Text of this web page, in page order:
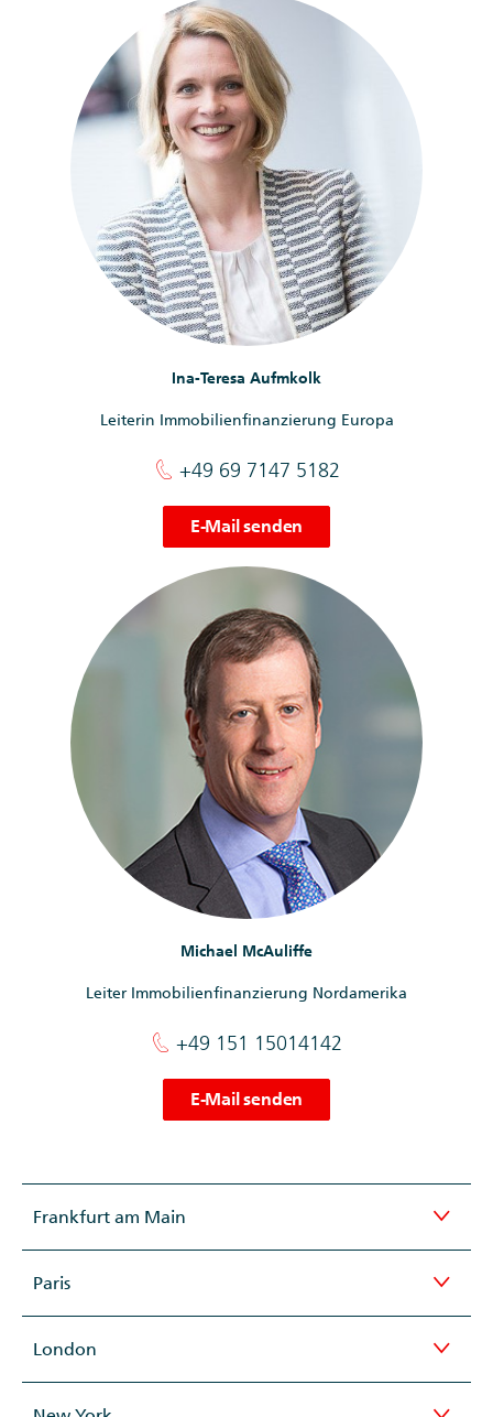
Ina-Teresa Aufmkolk
Leiterin Immobilienfinanzierung Europa
+49 69 7147 5182
E-Mail senden
Michael McAuliffe
Leiter Immobilienfinanzierung Nordamerika
+49 151 15014142
E-Mail senden
Frankfurt am Main
Paris
London